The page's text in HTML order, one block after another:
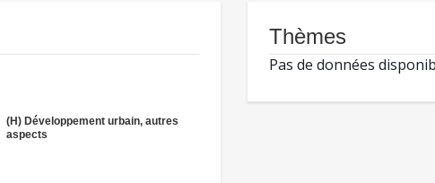
(H) Développement urbain, autres
aspects
Thèmes
Pas de données